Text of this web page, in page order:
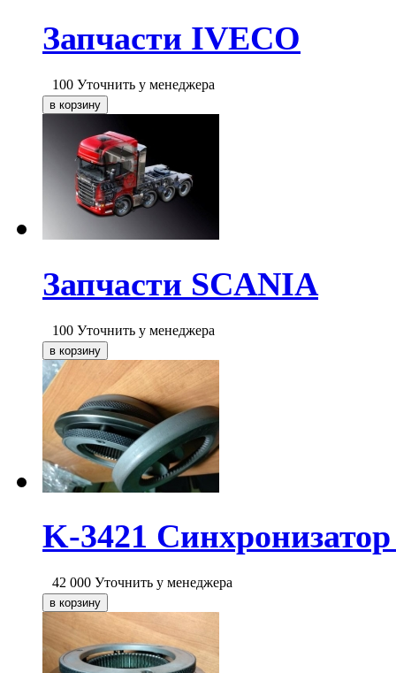
Запчасти IVECO
100 Уточнить у менеджера
Запчасти SCANIA
100 Уточнить у менеджера
K-3421
42 000 Уточнить у менеджера